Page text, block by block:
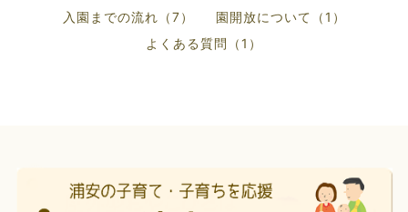
入園までの流れ（7）
園開放について（1）
よくある質問（1）